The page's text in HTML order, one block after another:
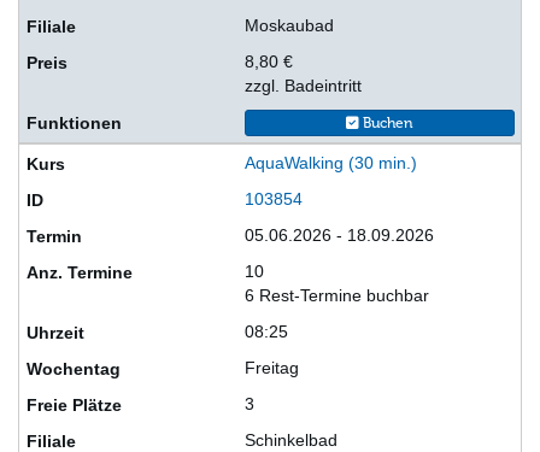
Moskaubad
8,80 €
zzgl. Badeintritt
Buchen
AquaWalking (30 min.)
103854
05.06.2026 - 18.09.2026
10
6 Rest-Termine buchbar
08:25
Freitag
3
Schinkelbad